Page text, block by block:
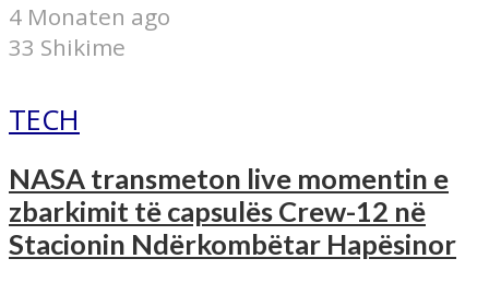
4 Monaten ago
33 Shikime
TECH
NASA transmeton live momentin e
zbarkimit të capsulës Crew-12 në
Stacionin Ndërkombëtar Hapësinor